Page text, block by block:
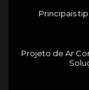
Principais
Projeto de Ar